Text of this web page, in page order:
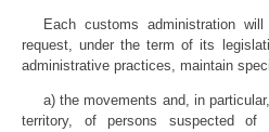
Each customs administration
request, under the term of its
administrative practices, maintain
a) the movements and, in
territory, of persons suspected of